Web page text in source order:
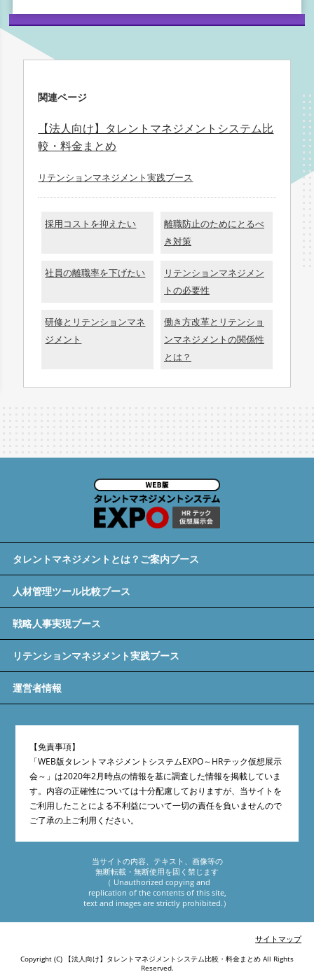
関連ページ
【法人向け】タレントマネジメントシステム比
較・料金まとめ
リテンションマネジメント実践ブース
採用コストを抑えたい
離職防止のためにとるべ
き対策
社員の離職率を下げたい
リテンションマネジメン
トの必要性
研修とリテンションマネ
ジメント
働き方改革とリテンショ
ンマネジメントの関係性
とは？
タレントマネジメントとは？ご案内ブース
人材管理ツール比較ブース
戦略人事実現ブース
リテンションマネジメント実践ブース
運営者情報
【免責事項】
「WEB版タレントマネジメントシステムEXPO～HRテック仮想展示
会～」は2020年2月時点の情報を基に調査した情報を掲載していま
す。内容の正確性については十分配慮しておりますが、当サイトを
ご利用したことによる不利益について一切の責任を負いませんので
ご了承の上ご利用ください。
当サイトの内容、テキスト、画像等の
無断転載・無断使用を固く禁じます
（ Unauthorized copying and
replication of the contents of this site,
text and images are strictly prohibited.）
サイトマップ
Copyright (C) 【法人向け】タレントマネジメントシステム比較・料金まとめ All Rights
Reserved.